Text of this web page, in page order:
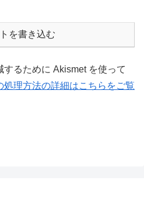
を書き込む
るために Akismet を使って
処理方法の詳細はこちらをご覧